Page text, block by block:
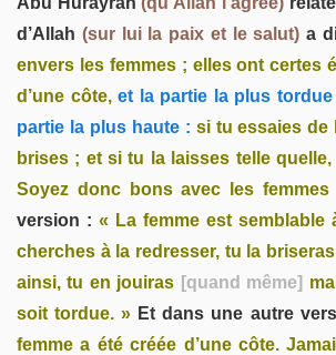
d’Allah (sur lui la paix et le salut) a
envers les femmes ; elles ont certes
d’une côte,et la partie la plus tordue
partie la plus haute : si tu essaies de
brises ; et si tu la laisses telle
Soyez donc bons avec les
version : « La femme est semblable
cherches à la redresser, tu la
ainsi, tu en jouiras [quand même]
soit tordue. » Et dans une autre
femme a été créée d’une côte.